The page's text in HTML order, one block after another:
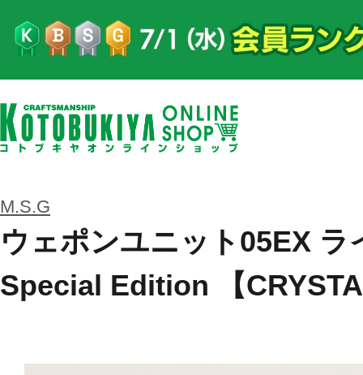
M.S.G
ウェポンユニット05EX ラ
Special Edition 【